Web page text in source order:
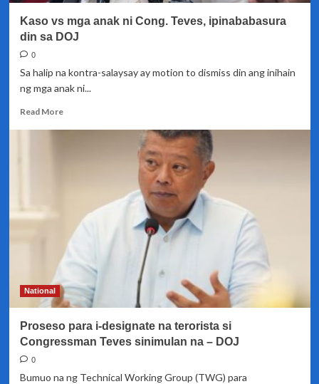
Kaso vs mga anak ni Cong. Teves, ipinababasura
din sa DOJ
0
Sa halip na kontra-salaysay ay motion to dismiss din ang inihain
ng mga anak ni...
Read MoreRead
Cong.
Teves,
ipinababasura
din
DOJ
National
Proseso para i-designate na terorista si
Congressman Teves sinimulan na – DOJ
0
Bumuo na ng Technical Working Group (TWG) para